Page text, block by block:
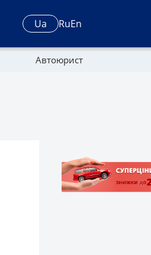
Ua RuEn
Автоюрист